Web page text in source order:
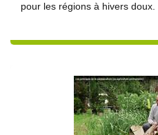
pour les régions à hivers doux.